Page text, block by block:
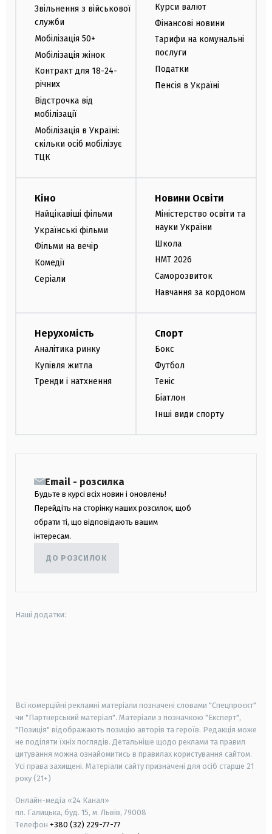
Звільнення з військової
служби
Мобілізація 50+
Мобілізація жінок
Контракт для 18-24-
річних
Відстрочка від
мобілізації
Мобілізація в Україні:
скільки осіб мобілізує
ТЦК
Курси валют
Фінансові новини
Тарифи на комунальні
послуги
Податки
Пенсія в Україні
Кіно
Найцікавіші фільми
Українські фільми
Фільми на вечір
Комедії
Серіали
Новини Освіти
Міністерство освіти та
науки України
Школа
НМТ 2026
Саморозвиток
Навчання за кордоном
Нерухомість
Аналітика ринку
Купівля житла
Тренди і натхнення
Спорт
Бокс
Футбол
Теніс
Біатлон
Інші види спорту
Email - розсилка
Будьте в курсі всіх новин і оновлень!
Перейдіть на сторінку наших розсилок, щоб
обрати ті, що відповідають вашим
інтересам.
ДО РОЗСИЛОК
Наші додатки:
Всі комерційні рекламні матеріали позначені словами "Спецпроєкт"
чи "Партнерський матеріал". Матеріали з позначкою "Експерт",
"Позиція" відображають позицію авторів та героїв. Редакція може
не поділяти їхніх поглядів. Детальніше щодо реклами та правил
цитування можна ознайомитись в правилах користування сайтом.
Усі права захищені. Матеріали сайту призначені для осіб старше 21
року (21+)
Онлайн-медіа «24 Канал»
пл. Галицька, буд. 15, м. Львів, 79008
Телефон +380 (32) 229-77-77